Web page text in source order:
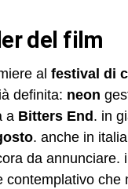
del film
al festival di
definita: neon
a Bitters End . in
. anche in
da annunciare. il
che